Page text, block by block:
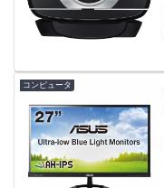
コンピュータ